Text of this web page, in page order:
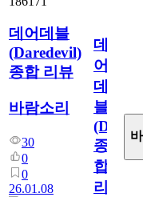
데어데블
(Daredevil)
종합 리뷰
바람소리
30
0
0
26.01.08
데
어
데
블
종
합
리